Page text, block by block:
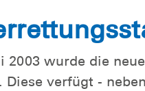
2003 wurde die
Diese verfügt -